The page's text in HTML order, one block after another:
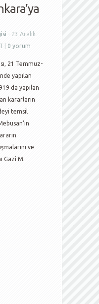
- 23 Aralık
0 yorum
21 Temmuz-
yapılan
da yapılan
kararların
temsil
ve
Gazi M.